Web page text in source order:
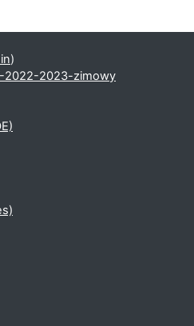
)
2022-2023-zimowy